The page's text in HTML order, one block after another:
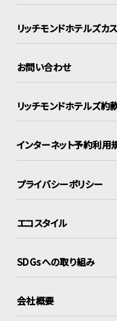
リッチモンドホテルズカ
お問い合わせ
リッチモンドホテルズ約
インターネット予約利用
プライバシーポリシー
エコスタイル
SDGsへの取り組み
会社概要